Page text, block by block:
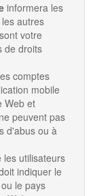
informera les
autres
votre
de droits
comptes
mobile
Web et
peuvent pas
d'abus ou à
les utilisateurs
indiquer le
le pays